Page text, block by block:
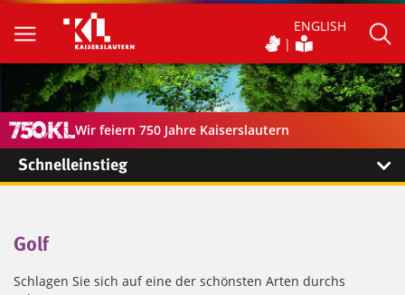
ENGLISH
Wir feiern 750 Jahre Kaiserslautern
Schnelleinstieg
Golf
Schlagen Sie sich auf eine der schönsten Arten durchs